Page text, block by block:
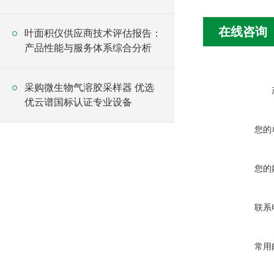
在线咨询
您的
您的
联系
常用
叶面积仪供应商技术评估报告：
产品性能与服务体系综合分析
采购微生物气溶胶采样器 优选
优云谱国标认证专业设备